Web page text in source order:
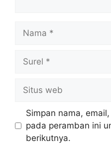
web
Simpan nama,
pada peramban ini
berikutnya.